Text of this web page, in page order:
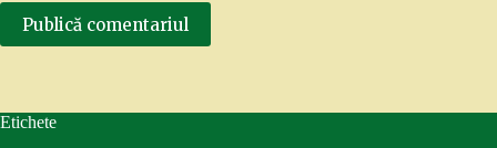
Publică comentariul
Etichete